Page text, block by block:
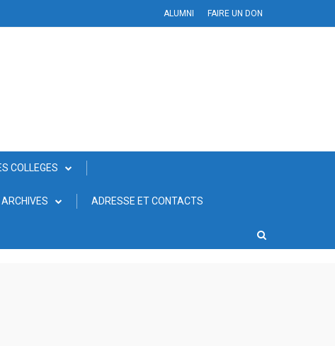
ALUMNI FAIRE UN DON
COLLEGES
ARCHIVES ADRESSE ET CONTACTS